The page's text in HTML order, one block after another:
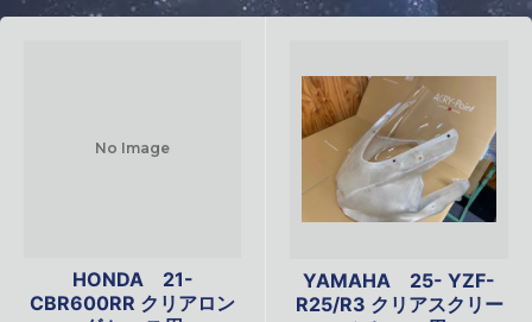
No Image
HONDA 21-
CBR600RR クリアロン
YAMAHA 25- YZF-
R25/R3 クリアスクリー